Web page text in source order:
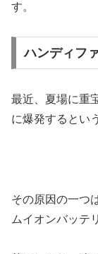
す。
ハンディフ
最近、夏場に重
に爆発するとい
その原因の一つ
ムイオンバッテ